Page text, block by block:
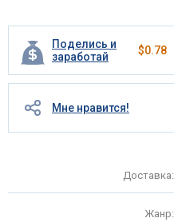
Поделись и
заработай
$0.78
Мне нравится!
Доставка:
Жанр: